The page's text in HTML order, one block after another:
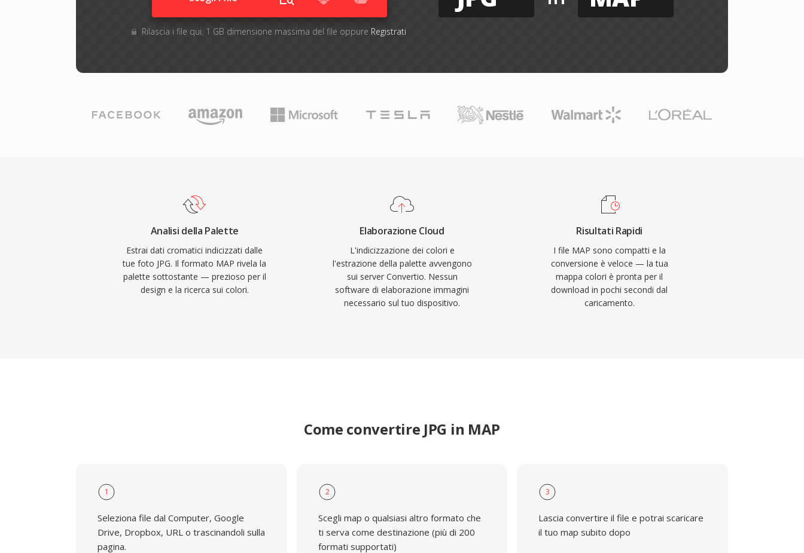
Rilascia i file qui. 1 GB dimensione massima del file oppure Registrati
Analisi della Palette
Estrai dati cromatici indicizzati dalle
tue foto JPG. Il formato MAP rivela la
palette sottostante — prezioso per il
design e la ricerca sui colori.
Elaborazione Cloud
L'indicizzazione dei colori e
l'estrazione della palette avvengono
sui server Convertio. Nessun
software di elaborazione immagini
necessario sul tuo dispositivo.
Risultati Rapidi
I file MAP sono compatti e la
conversione è veloce — la tua
mappa colori è pronta per il
download in pochi secondi dal
caricamento.
Come convertire JPG in MAP
1
Seleziona file dal Computer, Google
Drive, Dropbox, URL o trascinandoli sulla
pagina.
2
Scegli map o qualsiasi altro formato che
ti serva come destinazione (più di 200
formati supportati)
3
Lascia convertire il file e potrai scaricare
il tuo map subito dopo